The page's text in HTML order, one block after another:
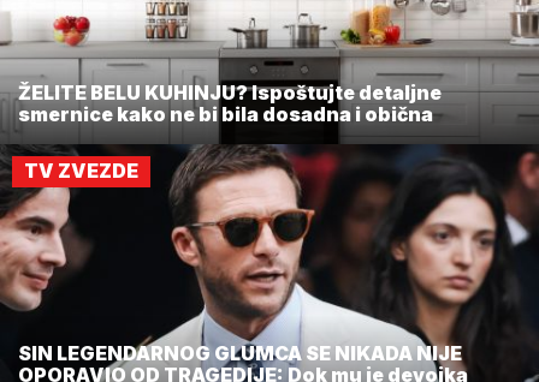
ŽELITE BELU KUHINJU? Ispoštujte detaljne
smernice kako ne bi bila dosadna i obična
TV ZVEZDE
SIN LEGENDARNOG GLUMCA SE NIKADA NIJE
OPORAVIO OD TRAGEDIJE: Dok mu je devojka